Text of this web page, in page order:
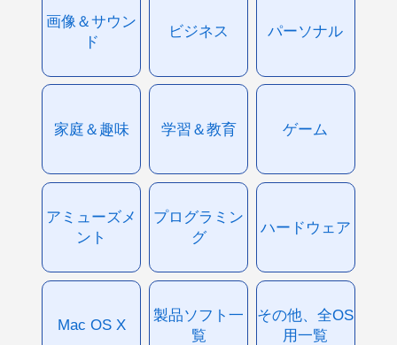
画像＆サウン
ド
ビジネス パーソナル
家庭＆趣味 学習＆教育 ゲーム
アミューズメ
ント
プログラミン
グ
ハードウェア
Mac OS X
製品ソフト一
覧
その他、全OS
用一覧